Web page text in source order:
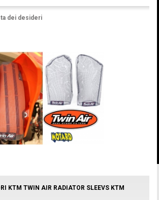
dei desideri
KTM TWIN AIR RADIATOR SLEEVS KTM